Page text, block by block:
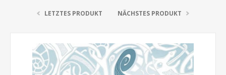
LETZTES PRODUKT NÄCHSTES PRODUKT